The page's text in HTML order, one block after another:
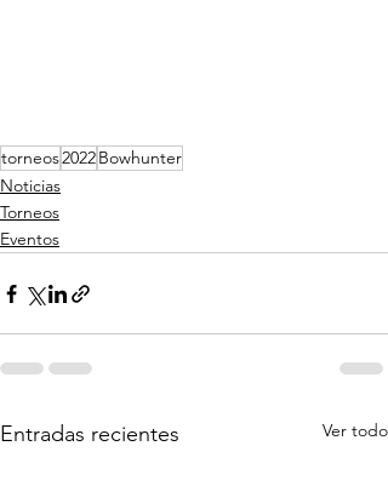
torneos2022Bowhunter
Noticias
Torneos
Eventos
Entradas recientes Ver todo